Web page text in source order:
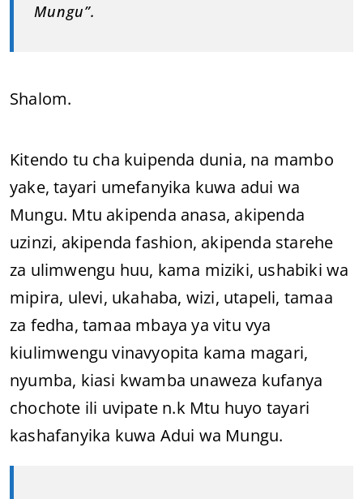
Mungu”.
Shalom.
Kitendo tu cha kuipenda dunia, na mambo
yake, tayari umefanyika kuwa adui wa
Mungu. Mtu akipenda anasa, akipenda
uzinzi, akipenda fashion, akipenda starehe
za ulimwengu huu, kama miziki, ushabiki wa
mipira, ulevi, ukahaba, wizi, utapeli, tamaa
za fedha, tamaa mbaya ya vitu vya
kiulimwengu vinavyopita kama magari,
nyumba, kiasi kwamba unaweza kufanya
chochote ili uvipate n.k Mtu huyo tayari
kashafanyika kuwa Adui wa Mungu.